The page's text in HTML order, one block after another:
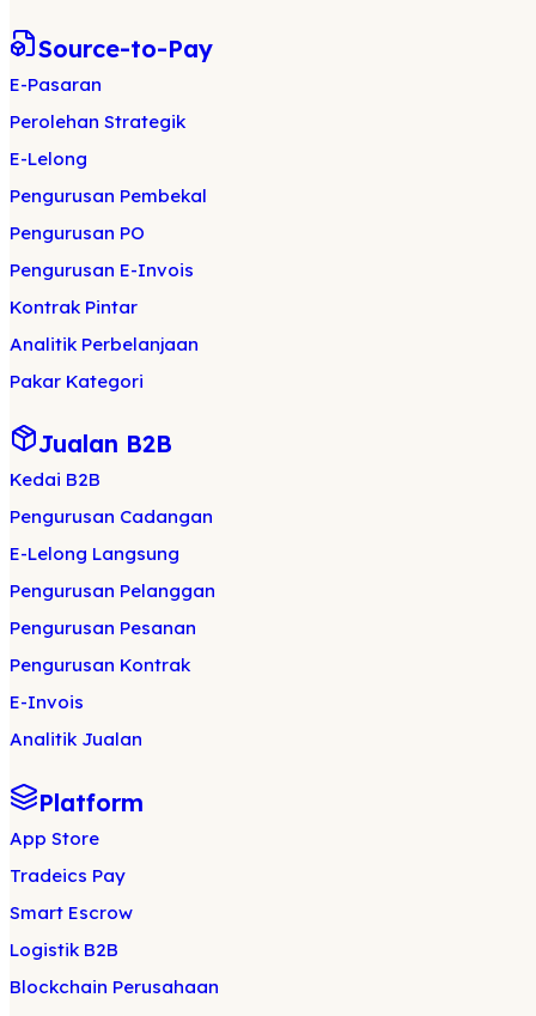
Source-to-Pay
E-Pasaran
Perolehan Strategik
E-Lelong
Pengurusan Pembekal
Pengurusan PO
Pengurusan E-Invois
Kontrak Pintar
Analitik Perbelanjaan
Pakar Kategori
Jualan B2B
Kedai B2B
Pengurusan Cadangan
E-Lelong Langsung
Pengurusan Pelanggan
Pengurusan Pesanan
Pengurusan Kontrak
E-Invois
Analitik Jualan
Platform
App Store
Tradeics Pay
Smart Escrow
Logistik B2B
Blockchain Perusahaan